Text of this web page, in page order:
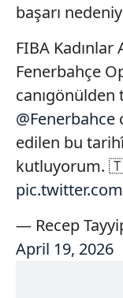
başarı
FIBA
Fenerbahçe
@Fenerbahce
edilen bu
kutluyorum.
— Recep
April 19, 2026